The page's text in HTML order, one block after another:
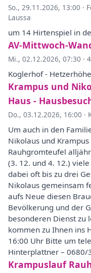
So., 29.11.2026, 13:00 ·
Laussa
um 14 Hirtenspiel in
AV-Mittwoch-
Mi., 02.12.2026, 07:30 ·
Koglerhof -
Krampus und
Haus -
Do., 03.12.2026, 16:00 ·
Um auch in den
Nikolaus und
Rauhgromteufel
(3. 12. und 4. 12.)
dabei oft bis zu drei
Nikolaus gemeinsam
aufs Neue diesen
Bevölkerung und der
besonderen Dienst zu
kommen zu Ihnen ins
16:00 Uhr Bitte um
Hinterplattner – 0680/
Krampuslauf